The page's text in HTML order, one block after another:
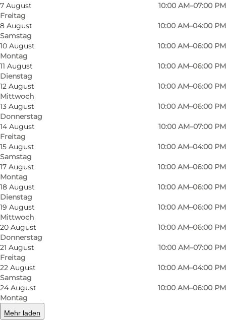
7 August
Freitag
10:00 AM–07:00 PM
8 August
Samstag
10:00 AM–04:00 PM
10 August
Montag
10:00 AM–06:00 PM
11 August
Dienstag
10:00 AM–06:00 PM
12 August
Mittwoch
10:00 AM–06:00 PM
13 August
Donnerstag
10:00 AM–06:00 PM
14 August
Freitag
10:00 AM–07:00 PM
15 August
Samstag
10:00 AM–04:00 PM
17 August
Montag
10:00 AM–06:00 PM
18 August
Dienstag
10:00 AM–06:00 PM
19 August
Mittwoch
10:00 AM–06:00 PM
20 August
Donnerstag
10:00 AM–06:00 PM
21 August
Freitag
10:00 AM–07:00 PM
22 August
Samstag
10:00 AM–04:00 PM
24 August
Montag
10:00 AM–06:00 PM
Mehr laden
Foto:
Die Geschichte von FDB Furniture
FDB Furniture wurde 1942 gegründet, als die
Gründer einen möglichen Markt sahen und das